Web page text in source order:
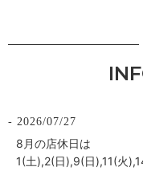
2026/07/27
8月の店休日は
1(土),2(日),9(日),11(火